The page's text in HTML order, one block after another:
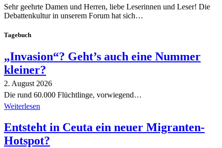
Sehr geehrte Damen und Herren, liebe Leserinnen und Leser! Die
Debattenkultur in unserem Forum hat sich…
Tagebuch
„Invasion“? Geht’s auch eine Nummer
kleiner?
2. August 2026
Die rund 60.000 Flüchtlinge, vorwiegend…
Weiterlesen
Entsteht in Ceuta ein neuer Migranten-
Hotspot?